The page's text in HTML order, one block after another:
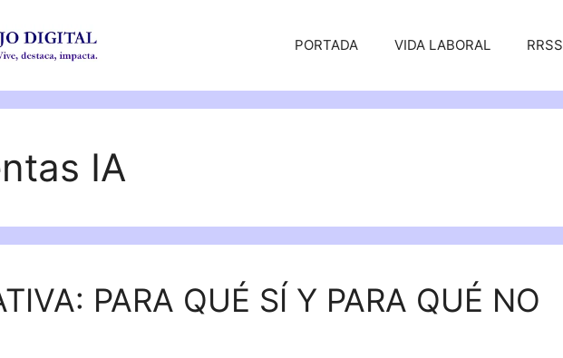
PORTADA VIDA LABORAL RRSS
IA
PARA QUÉ SÍ Y PARA QUÉ NO